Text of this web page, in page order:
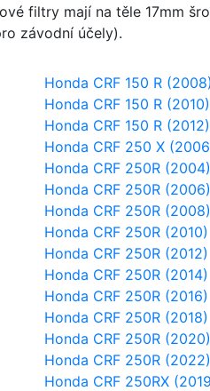
filtry mají na těle 17mm
závodní účely).
Honda CRF 150 R (2008)
Honda CRF 150 R (2010)
Honda CRF 150 R (2012)
Honda CRF 250 X
Honda CRF 250R (2004)
Honda CRF 250R (2006)
Honda CRF 250R (2008)
Honda CRF 250R (2010)
Honda CRF 250R (2012)
Honda CRF 250R (2014)
Honda CRF 250R (2016)
Honda CRF 250R (2018)
Honda CRF 250R (2020)
Honda CRF 250R (2022)
Honda CRF 250RX